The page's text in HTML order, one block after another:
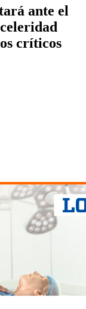
ante el
críticos